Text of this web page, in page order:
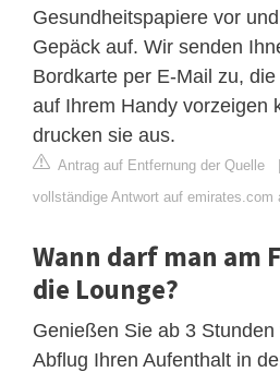
Gesundheitspapiere vor
Gepäck auf. Wir senden
Bordkarte per E‑Mail zu,
auf Ihrem Handy vorzeigen
drucken sie aus.
Antrag auf Entfernung der Quelle
vollständige Antwort auf emirates.com
Wann darf man am
die Lounge?
Genießen Sie ab 3
Abflug Ihren Aufenthalt in